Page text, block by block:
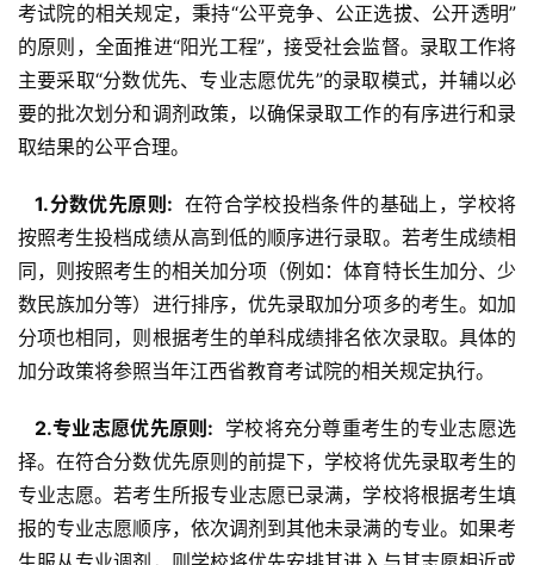
考试院的相关规定，秉持“公平竞争、公正选拔、公开透明”
的原则，全面推进“阳光工程”，接受社会监督。录取工作将
主要采取“分数优先、专业志愿优先”的录取模式，并辅以必
要的批次划分和调剂政策，以确保录取工作的有序进行和录
取结果的公平合理。
  1.分数优先原则:
在符合学校投档条件的基础上，学校将
按照考生投档成绩从高到低的顺序进行录取。若考生成绩相
同，则按照考生的相关加分项（例如：体育特长生加分、少
数民族加分等）进行排序，优先录取加分项多的考生。如加
分项也相同，则根据考生的单科成绩排名依次录取。具体的
加分政策将参照当年江西省教育考试院的相关规定执行。
  2.专业志愿优先原则:
学校将充分尊重考生的专业志愿选
择。在符合分数优先原则的前提下，学校将优先录取考生的
专业志愿。若考生所报专业志愿已录满，学校将根据考生填
报的专业志愿顺序，依次调剂到其他未录满的专业。如果考